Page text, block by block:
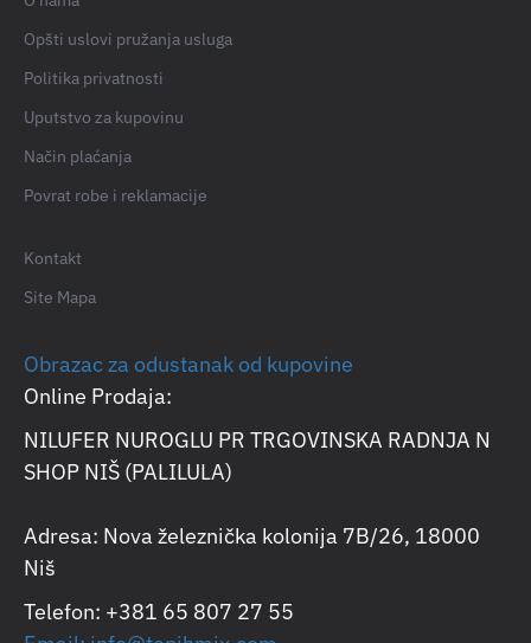
Opšti uslovi pružanja usluga
Politika privatnosti
Uputstvo za kupovinu
Način plaćanja
Povrat robe i reklamacije
Kontakt
Site Mapa
Obrazac za odustanak od kupovine
Online Prodaja:
NILUFER NUROGLU PR TRGOVINSKA RADNJA N
SHOP NIŠ (PALILULA)
Adresa: Nova železnička kolonija 7B/26, 18000
Niš
Telefon: +381 65 807 27 55